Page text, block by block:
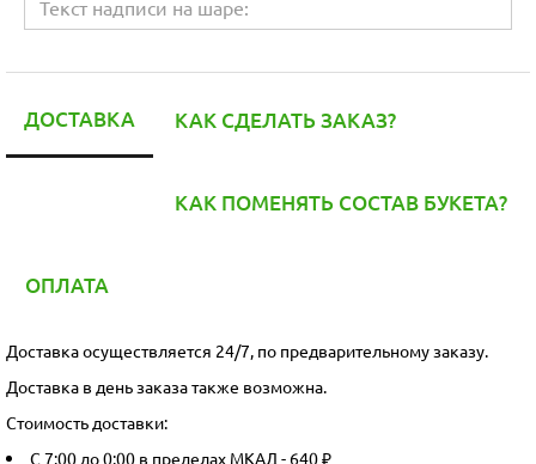
ДОСТАВКА КАК СДЕЛАТЬ ЗАКАЗ?
КАК ПОМЕНЯТЬ СОСТАВ БУКЕТА?
ОПЛАТА
Доставка осуществляется 24/7, по предварительному заказу.
Доставка в день заказа также возможна.
Стоимость доставки:
С 7:00 до 0:00 в пределах МКАД - 640 ₽